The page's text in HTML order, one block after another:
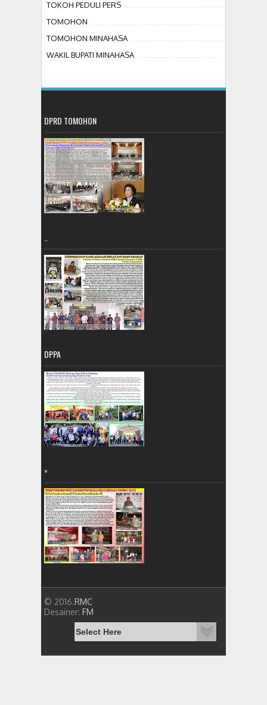
TOKOH PEDULI PERS
TOMOHON
TOMOHON MINAHASA
WAKIL BUPATI MINAHASA
DPRD TOMOHON
DPPA
=
© 2016.RMC
Desainer: FM